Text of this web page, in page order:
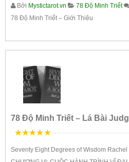
Bởi Mystictarot.vn 78 Độ Minh Triết
78 Độ Minh Triết – Giới Thiệu
78 Độ Minh Triết – Lá Bài
Seventy Eight Degrees of Wisdom